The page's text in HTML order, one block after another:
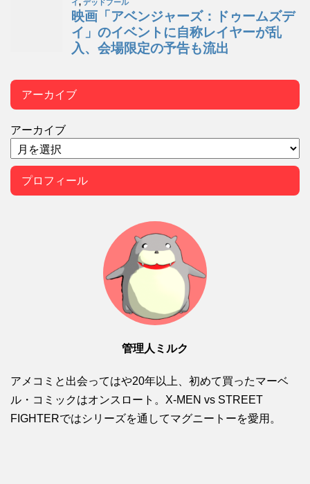
アーカイブ
アーカイブ
プロフィール
管理人ミルク
アメコミと出会ってはや20年以上、初めて買ったマーベ
ル・コミックはオンスロート。X-MEN vs STREET
FIGHTERではシリーズを通してマグニートーを愛用。